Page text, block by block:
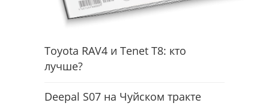
Toyota RAV4 и Tenet T8: кто
лучше?
Deepal S07 на Чуйском тракте